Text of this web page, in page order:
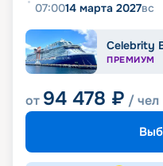
07:0014 марта 2027вс
Celebrity
ПРЕМИУМ
от 94 478 ₽ / чел